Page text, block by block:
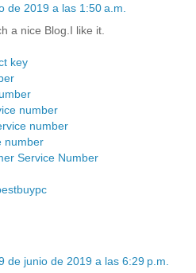
de 2019 a las 1:50 a.m.
a nice Blog.I like it.
key
number
number
number
Service Number
de junio de 2019 a las 6:29 p.m.